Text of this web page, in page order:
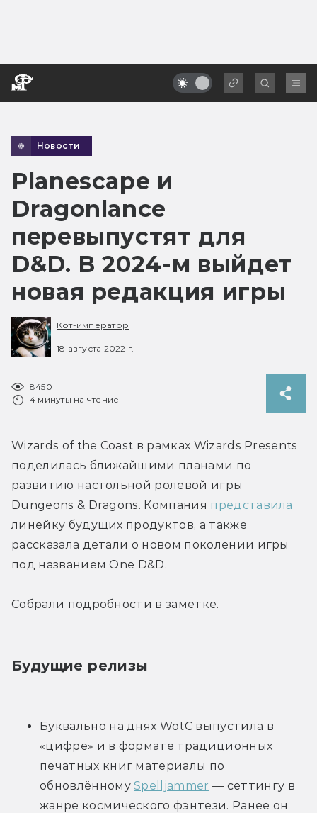
Новости
Planescape и
Dragonlance
перевыпустят для
D&D. В 2024-м выйдет
новая редакция игры
Кот-император
18 августа 2022 г.
8450
4 минуты на чтение
Wizards of the Coast в рамках Wizards Presents
поделилась ближайшими планами по
развитию настольной ролевой игры
Dungeons & Dragons. Компания представила
линейку будущих продуктов, а также
рассказала детали о новом поколении игры
под названием One D&D.
Собрали подробности в заметке.
Будущие релизы
Буквально на днях WotC выпустила в
«цифре» и в формате традиционных
печатных книг материалы по
обновлённому Spelljammer — сеттингу в
жанре космического фэнтези. Ранее он